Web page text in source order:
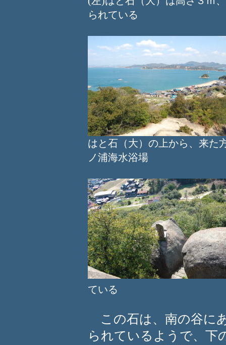
られている
はと石（大）の上から、来た
ノ浦海水浴場
ている
この石は、南の谷に
られているようで、下